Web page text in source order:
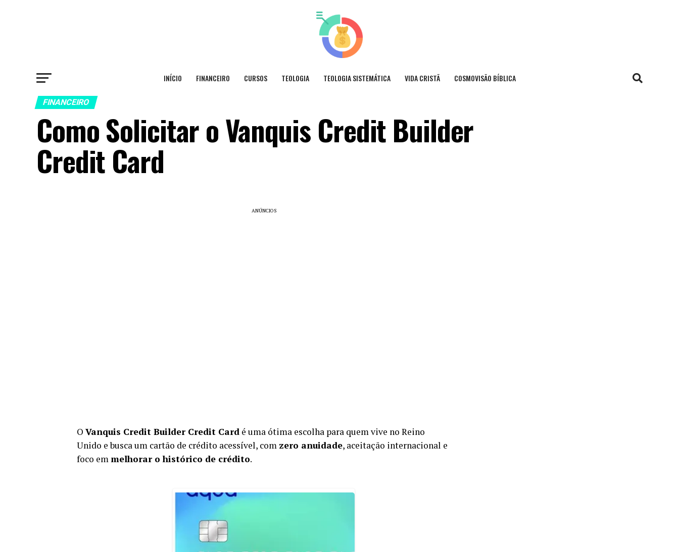
INÍCIO FINANCEIRO CURSOS TEOLOGIA TEOLOGIA SISTEMÁTICA VIDA CRISTÃ COSMOVISÃO BÍBLICA
FINANCEIRO
Como Solicitar o Vanquis Credit Builder
Credit Card
ANÚNCIOS
O Vanquis Credit Builder Credit Card é uma ótima escolha para quem vive no Reino
Unido e busca um cartão de crédito acessível, com zero anuidade, aceitação internacional e
foco emmelhorar o histórico de crédito.